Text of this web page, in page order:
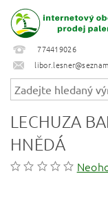
774419026
LECHUZA
HNĚDÁ